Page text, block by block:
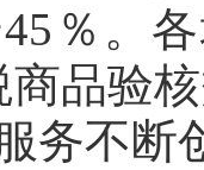
％。
商品验
务不断